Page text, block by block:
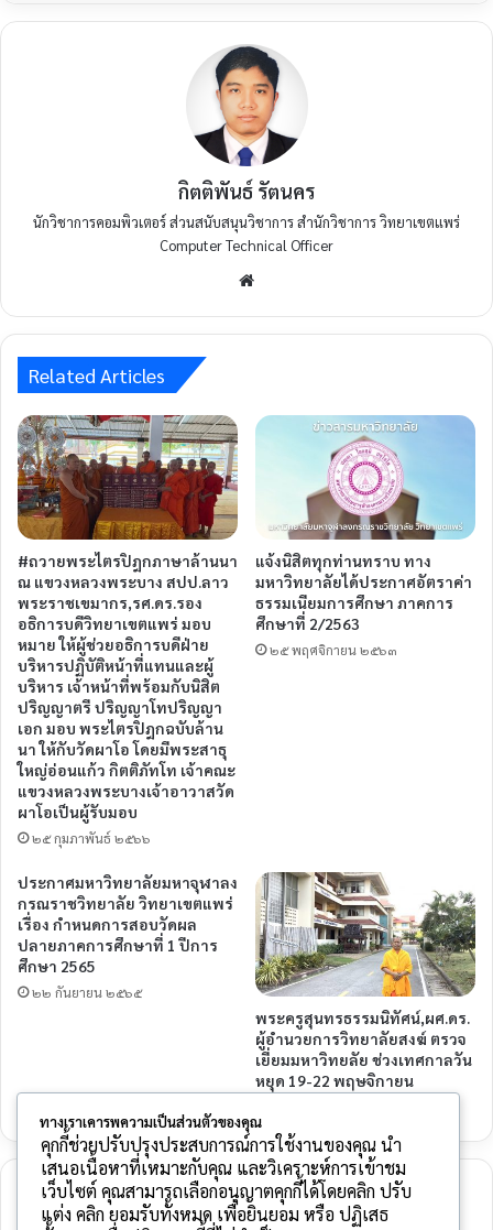
กิตติพันธ์ รัตนคร
นักวิชาการคอมพิวเตอร์ ส่วนสนับสนุนวิชาการ สำนักวิชาการ วิทยาเขตแพร่
Computer Technical Officer
Website
Related Articles
#ถวายพระไตรปิฎกภาษาล้านนา
ณ แขวงหลวงพระบาง สปป.ลาว
พระราชเขมากร,รศ.ดร.รอง
อธิการบดีวิทยาเขตแพร่ มอบ
หมาย ให้ผู้ช่วยอธิการบดีฝ่าย
บริหารปฏิบัติหน้าที่แทนและผู้
บริหาร เจ้าหน้าที่พร้อมกับนิสิต
ปริญญาตรี ปริญญาโทปริญญา
เอก มอบ พระไตรปิฎกฉบับล้าน
นา ให้กับวัดผาโอ โดยมีพระสาธุ
ใหญ่อ่อนแก้ว กิตติภัทโท เจ้าคณะ
แขวงหลวงพระบางเจ้าอาวาสวัด
ผาโอเป็นผู้รับมอบ
๒๕ กุมภาพันธ์ ๒๕๖๖
แจ้งนิสิตทุกท่านทราบ ทาง
มหาวิทยาลัยได้ประกาศอัตราค่า
ธรรมเนียมการศึกษา ภาคการ
ศึกษาที่ 2/2563
๒๕ พฤศจิกายน ๒๕๖๓
ประกาศมหาวิทยาลัยมหาจุฬาลง
กรณราชวิทยาลัย วิทยาเขตแพร่
เรื่อง กำหนดการสอบวัดผล
ปลายภาคการศึกษาที่ 1 ปีการ
ศึกษา 2565
๒๒ กันยายน ๒๕๖๕
พระครูสุนทรธรรมนิทัศน์,ผศ.ดร.
ผู้อำนวยการวิทยาลัยสงฆ์ ตรวจ
เยี่ยมมหาวิทยลัย ช่วงเทศกาลวัน
หยุด 19-22 พฤษจิกายน
ใส่ความเห็น
ทางเราเคารพความเป็นส่วนตัวของคุณ
คุกกี้ช่วยปรับปรุงประสบการณ์การใช้งานของคุณ นำ
เสนอเนื้อหาที่เหมาะกับคุณ และวิเคราะห์การเข้าชม
เว็บไซต์ คุณสามารถเลือกอนุญาตคุกกี้ได้โดยคลิก ปรับ
แต่ง คลิก ยอมรับทั้งหมด เพื่อยินยอม หรือ ปฏิเสธ